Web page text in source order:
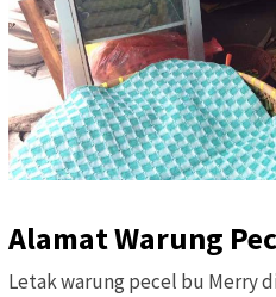
Alamat Warung
Letak warung pecel bu Merry